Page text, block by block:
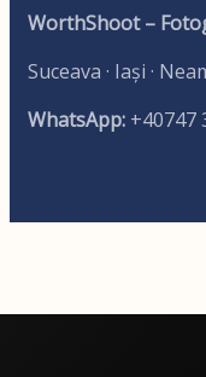
WorthShoot –
Suceava · Iași ·
WhatsApp: +40747